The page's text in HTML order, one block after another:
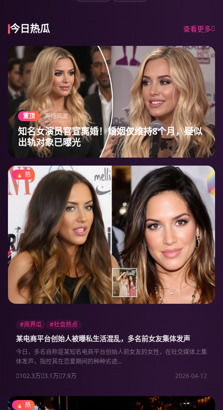
今日吃瓜17
今日热瓜 查看更多
置顶 离婚风波
知名女演员官宣离婚！婚姻仅维持8个月，疑似
出轨对象已曝光
🔥 热
#商界瓜 #社会热点
某电商平台创始人被曝私生活混乱，多名前女友集体发声
今日，多名自称是某知名电商平台创始人前女友的女性，在社交媒体上集
体发声，指控其在恋爱期间的种种劣迹...
102.3万 3.1万 7.9万 2026-04-12
🔥 热